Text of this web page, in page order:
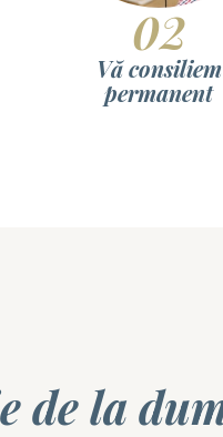
02
Vă consiliem
permanent
de la